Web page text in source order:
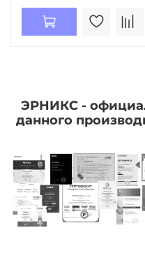
ЭРНИКС -
данного